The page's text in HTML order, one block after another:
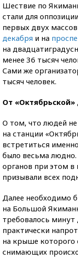
Шествие по
стали для
первых двух
декабря и на
на
менее 36 тысяч
Сами же
тысяч человек.
От
О том, что людей
на станции
встретиться
было весьма
органов при этом
призывали всех
Далее необходимо
на Большой
требовалось
практически
на крыше которого
снимающих